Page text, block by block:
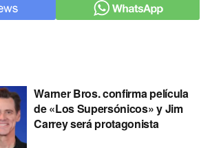
Warner Bros. confirma película
de «Los Supersónicos» y Jim
Carrey será protagonista